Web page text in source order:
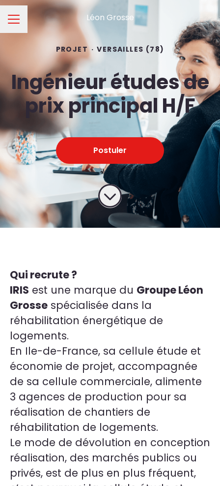
Léon Grosse
Menu carrière
PROJET · VERSAILLES (78)
Ingénieur études de
prix principal H/F
Postuler
Qui recrute ?
IRIS est une marque du Groupe Léon
Grosse spécialisée dans la
réhabilitation énergétique de
logements.
En Ile-de-France, sa cellule étude et
économie de projet, accompagnée
de sa cellule commerciale, alimente
3 agences de production pour sa
réalisation de chantiers de
réhabilitation de logements.
Le mode de dévolution en conception
réalisation, des marchés publics ou
privés, est de plus en plus fréquent,